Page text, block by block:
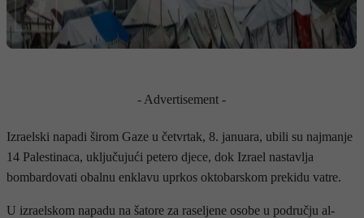
- Advertisement -
Izraelski napadi širom Gaze u četvrtak, 8. januara, ubili su najmanje
14 Palestinaca, uključujući petero djece, dok Izrael nastavlja
bombardovati obalnu enklavu uprkos oktobarskom prekidu vatre.
U izraelskom napadu na šatore za raseljene osobe u području al-